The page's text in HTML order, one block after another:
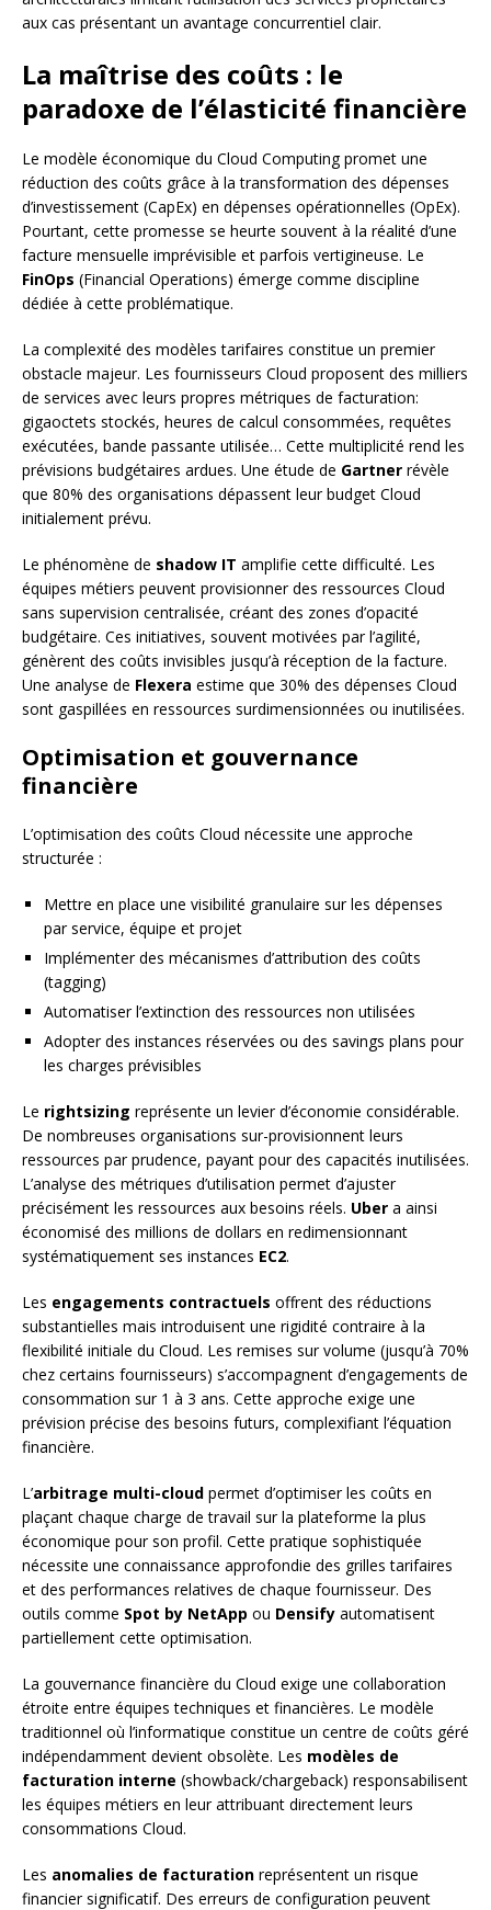
aux cas présentant un avantage concurrentiel clair.
La maîtrise des coûts : le
paradoxe de l’élasticité financière
Le modèle économique du Cloud Computing promet une
réduction des coûts grâce à la transformation des dépenses
d’investissement (CapEx) en dépenses opérationnelles (OpEx).
Pourtant, cette promesse se heurte souvent à la réalité d’une
facture mensuelle imprévisible et parfois vertigineuse. Le
FinOps (Financial Operations) émerge comme discipline
dédiée à cette problématique.
La complexité des modèles tarifaires constitue un premier
obstacle majeur. Les fournisseurs Cloud proposent des milliers
de services avec leurs propres métriques de facturation:
gigaoctets stockés, heures de calcul consommées, requêtes
exécutées, bande passante utilisée… Cette multiplicité rend les
prévisions budgétaires ardues. Une étude de Gartner révèle
que 80% des organisations dépassent leur budget Cloud
initialement prévu.
Le phénomène de shadow IT amplifie cette difficulté. Les
équipes métiers peuvent provisionner des ressources Cloud
sans supervision centralisée, créant des zones d’opacité
budgétaire. Ces initiatives, souvent motivées par l’agilité,
génèrent des coûts invisibles jusqu’à réception de la facture.
Une analyse de Flexera estime que 30% des dépenses Cloud
sont gaspillées en ressources surdimensionnées ou inutilisées.
Optimisation et gouvernance
financière
L’optimisation des coûts Cloud nécessite une approche
structurée :
Mettre en place une visibilité granulaire sur les dépenses
par service, équipe et projet
Implémenter des mécanismes d’attribution des coûts
(tagging)
Automatiser l’extinction des ressources non utilisées
Adopter des instances réservées ou des savings plans pour
les charges prévisibles
Le rightsizing représente un levier d’économie considérable.
De nombreuses organisations sur-provisionnent leurs
ressources par prudence, payant pour des capacités inutilisées.
L’analyse des métriques d’utilisation permet d’ajuster
précisément les ressources aux besoins réels. Uber a ainsi
économisé des millions de dollars en redimensionnant
systématiquement ses instances EC2.
Les engagements contractuels offrent des réductions
substantielles mais introduisent une rigidité contraire à la
flexibilité initiale du Cloud. Les remises sur volume (jusqu’à 70%
chez certains fournisseurs) s’accompagnent d’engagements de
consommation sur 1 à 3 ans. Cette approche exige une
prévision précise des besoins futurs, complexifiant l’équation
financière.
L’arbitrage multi-cloud permet d’optimiser les coûts en
plaçant chaque charge de travail sur la plateforme la plus
économique pour son profil. Cette pratique sophistiquée
nécessite une connaissance approfondie des grilles tarifaires
et des performances relatives de chaque fournisseur. Des
outils comme Spot by NetApp ou Densify automatisent
partiellement cette optimisation.
La gouvernance financière du Cloud exige une collaboration
étroite entre équipes techniques et financières. Le modèle
traditionnel où l’informatique constitue un centre de coûts géré
indépendamment devient obsolète. Les modèles de
facturation interne (showback/chargeback) responsabilisent
les équipes métiers en leur attribuant directement leurs
consommations Cloud.
Les anomalies de facturation représentent un risque
financier significatif. Des erreurs de configuration peuvent